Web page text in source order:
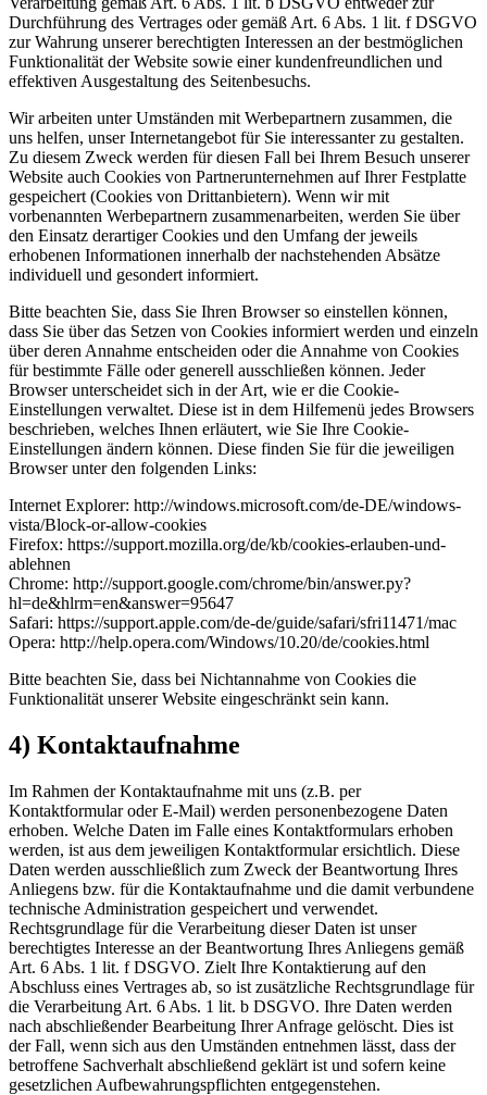
Durchführung des Vertrages oder gemäß Art. 6 Abs. 1 lit. f DSGVO
zur Wahrung unserer berechtigten Interessen an der bestmöglichen
Funktionalität der Website sowie einer kundenfreundlichen und
effektiven Ausgestaltung des Seitenbesuchs.
Wir arbeiten unter Umständen mit Werbepartnern zusammen, die
uns helfen, unser Internetangebot für Sie interessanter zu gestalten.
Zu diesem Zweck werden für diesen Fall bei Ihrem Besuch unserer
Website auch Cookies von Partnerunternehmen auf Ihrer Festplatte
gespeichert (Cookies von Drittanbietern). Wenn wir mit
vorbenannten Werbepartnern zusammenarbeiten, werden Sie über
den Einsatz derartiger Cookies und den Umfang der jeweils
erhobenen Informationen innerhalb der nachstehenden Absätze
individuell und gesondert informiert.
Bitte beachten Sie, dass Sie Ihren Browser so einstellen können,
dass Sie über das Setzen von Cookies informiert werden und einzeln
über deren Annahme entscheiden oder die Annahme von Cookies
für bestimmte Fälle oder generell ausschließen können. Jeder
Browser unterscheidet sich in der Art, wie er die Cookie-
Einstellungen verwaltet. Diese ist in dem Hilfemenü jedes Browsers
beschrieben, welches Ihnen erläutert, wie Sie Ihre Cookie-
Einstellungen ändern können. Diese finden Sie für die jeweiligen
Browser unter den folgenden Links:
Internet Explorer: http://windows.microsoft.com/de-DE/windows-
vista/Block-or-allow-cookies
Firefox: https://support.mozilla.org/de/kb/cookies-erlauben-und-
ablehnen
Chrome: http://support.google.com/chrome/bin/answer.py?
hl=de&hlrm=en&answer=95647
Safari: https://support.apple.com/de-de/guide/safari/sfri11471/mac
Opera: http://help.opera.com/Windows/10.20/de/cookies.html
Bitte beachten Sie, dass bei Nichtannahme von Cookies die
Funktionalität unserer Website eingeschränkt sein kann.
4) Kontaktaufnahme
Im Rahmen der Kontaktaufnahme mit uns (z.B. per
Kontaktformular oder E-Mail) werden personenbezogene Daten
erhoben. Welche Daten im Falle eines Kontaktformulars erhoben
werden, ist aus dem jeweiligen Kontaktformular ersichtlich. Diese
Daten werden ausschließlich zum Zweck der Beantwortung Ihres
Anliegens bzw. für die Kontaktaufnahme und die damit verbundene
technische Administration gespeichert und verwendet.
Rechtsgrundlage für die Verarbeitung dieser Daten ist unser
berechtigtes Interesse an der Beantwortung Ihres Anliegens gemäß
Art. 6 Abs. 1 lit. f DSGVO. Zielt Ihre Kontaktierung auf den
Abschluss eines Vertrages ab, so ist zusätzliche Rechtsgrundlage für
die Verarbeitung Art. 6 Abs. 1 lit. b DSGVO. Ihre Daten werden
nach abschließender Bearbeitung Ihrer Anfrage gelöscht. Dies ist
der Fall, wenn sich aus den Umständen entnehmen lässt, dass der
betroffene Sachverhalt abschließend geklärt ist und sofern keine
gesetzlichen Aufbewahrungspflichten entgegenstehen.